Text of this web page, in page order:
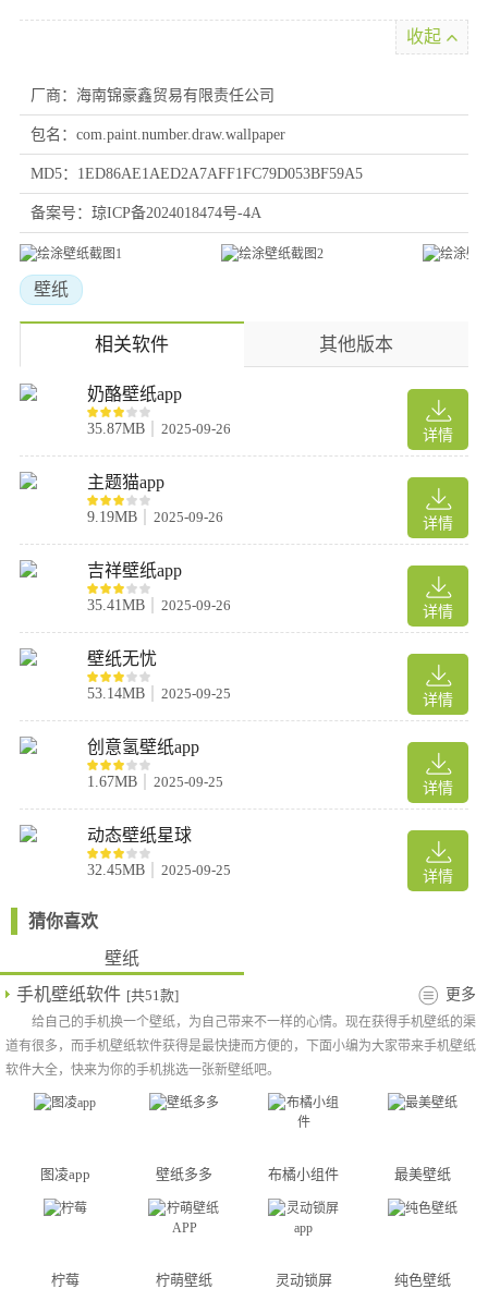
收起
厂商：海南锦豪鑫贸易有限责任公司
包名：com.paint.number.draw.wallpaper
MD5：1ED86AE1AED2A7AFF1FC79D053BF59A5
备案号：琼ICP备2024018474号-4A
壁纸
相关软件 其他版本
详情
奶酪壁纸app
35.87MB 2025-09-26
详情
主题猫app
9.19MB 2025-09-26
详情
吉祥壁纸app
35.41MB 2025-09-26
详情
壁纸无忧
53.14MB 2025-09-25
详情
创意氢壁纸app
1.67MB 2025-09-25
详情
动态壁纸星球
32.45MB 2025-09-25
猜你喜欢
壁纸
手机壁纸软件 [共51款] 更多
给自己的手机换一个壁纸，为自己带来不一样的心情。现在获得手机壁纸的渠
道有很多，而手机壁纸软件获得是最快捷而方便的，下面小编为大家带来手机壁纸
软件大全，快来为你的手机挑选一张新壁纸吧。
图凌app 壁纸多多 布橘小组件 最美壁纸
柠莓
柠萌壁纸
灵动锁屏
纯色壁纸